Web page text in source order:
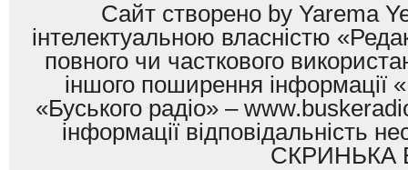
Сайт створено by Yarema
інтелектуальною власністю
повного чи часткового
іншого поширення інформації
«Буського радіо» –
інформації
СКРИНЬКА